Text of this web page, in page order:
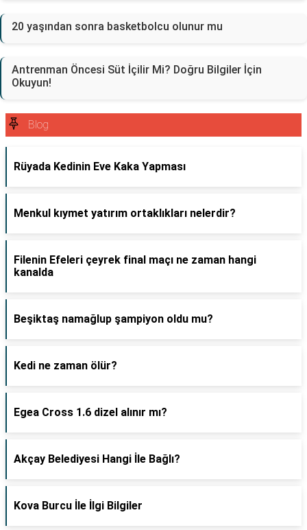
20 yaşından sonra basketbolcu olunur mu
Antrenman Öncesi Süt İçilir Mi? Doğru Bilgiler İçin
Okuyun!
Blog
Rüyada Kedinin Eve Kaka Yapması
Menkul kıymet yatırım ortaklıkları nelerdir?
Filenin Efeleri çeyrek final maçı ne zaman hangi
kanalda
Beşiktaş namağlup şampiyon oldu mu?
Kedi ne zaman ölür?
Egea Cross 1.6 dizel alınır mı?
Akçay Belediyesi Hangi İle Bağlı?
Kova Burcu İle İlgi Bilgiler